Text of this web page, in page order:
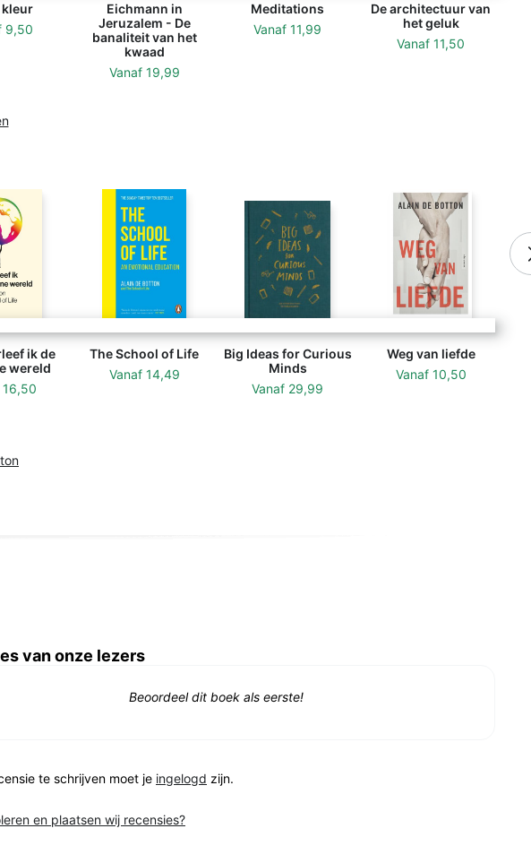
kleur
9,50
Eichmann in
Jeruzalem - De
banaliteit van het
kwaad
Vanaf 19,99
Meditations
Vanaf 11,99
De architectuur van
het geluk
Vanaf 11,50
ik de
wereld
16,50
The School of Life
Vanaf 14,49
Big Ideas for Curious
Minds
Vanaf 29,99
Weg van liefde
Vanaf 10,50
van onze lezers
Beoordeel dit boek als eerste!
te schrijven moet je ingelogd zijn.
en plaatsen wij recensies?